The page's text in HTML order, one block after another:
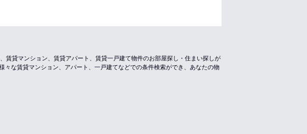
貸マンション、賃貸アパート、賃貸一戸建て物件のお部屋探し・住まい探しが
な賃貸マンション、アパート、一戸建てなどでの条件検索ができ、あなたの物